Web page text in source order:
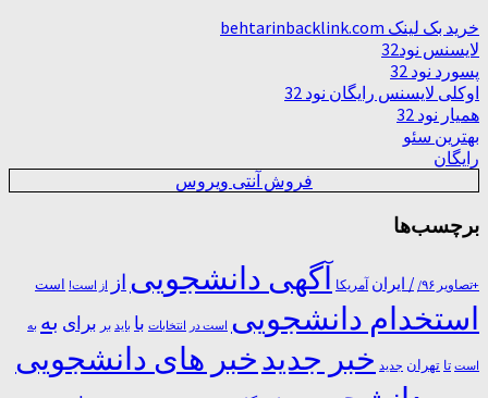
خرید بک لینک behtarinbacklink.com
لایسنس نود32
پسورد نود 32
اوکلی لایسنس رایگان نود 32
همیار نود 32
بهترین سئو
رایگان
فروش آنتی ویروس
برچسب‌ها
+تصاویر ۹۶/ / ایران آمریکا آگهی دانشجویی از از است! است
استخدام دانشجویی است در انتخابات با باید بر برای به به
است تا تهران جدید خبر جدیدخبر های دانشجویی